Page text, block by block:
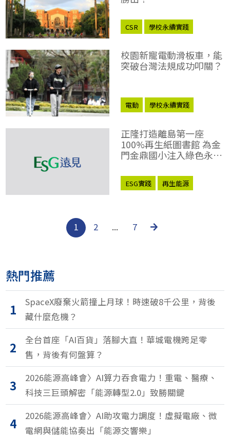
CSR 學校永續實踐
校園新寵電動滑板車，能
突破台灣法規成功叩關？
電動 學校永續實踐
正隆打造離島第一座
100%再生紙圖書館 為金
門金鼎國小注入綠色永續
ESG實踐
再生能源
1 2 ... 7
熱門推薦
1
SpaceX廢棄火箭撞上月球！時速破8千公里，背後
藏什麼危機？
2
全台首座「AI百貨」落腳大直！華城電機跨足零
售，背後有何盤算？
3
2026能源高峰會〉AI算力吞食電力！重電、醫療、
科技三巨頭解密「能源轉型2.0」致勝關鍵
4
2026能源高峰會〉AI助攻電力調度！虛擬電廠、微
電網與儲能協奏出「能源交響樂」